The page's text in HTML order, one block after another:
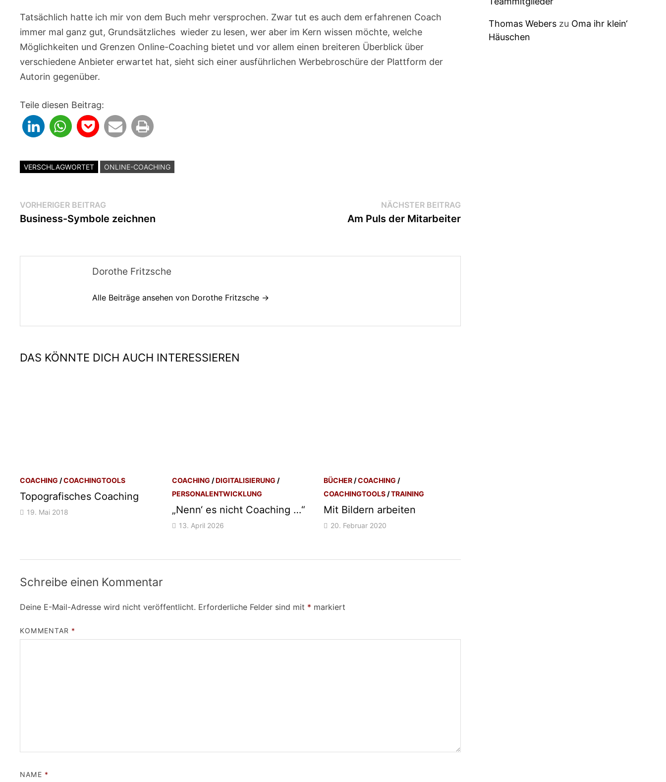
Tatsächlich hatte ich mir von dem Buch mehr versprochen. Zwar tut es auch dem erfahrenen Coach
immer mal ganz gut, Grundsätzliches wieder zu lesen, wer aber im Kern wissen möchte, welche
Möglichkeiten und Grenzen Online-Coaching bietet und vor allem einen breiteren Überblick über
verschiedene Anbieter erwartet hat, sieht sich einer ausführlichen Werbebroschüre der Plattform der
Autorin gegenüber.
Teile diesen Beitrag:
VERSCHLAGWORTET ONLINE-COACHING
Beitragsnavigation
VORHERIGER BEITRAG
Beitrag:
Business-Symbole zeichnen
NÄCHSTER BEITRAGNächster
Beitrag:
Am Puls der Mitarbeiter
Dorothe Fritzsche
Alle Beiträge ansehen von Dorothe Fritzsche →
DAS KÖNNTE DICH AUCH INTERESSIEREN
COACHING /COACHINGTOOLS
Topografisches Coaching
19. Mai 2018
COACHING /DIGITALISIERUNG /
PERSONALENTWICKLUNG
„Nenn‘ es nicht Coaching …“
13. April 2026
BÜCHER /COACHING /
COACHINGTOOLS /TRAINING
Mit Bildern arbeiten
20. Februar 2020
Schreibe einen Kommentar
Deine E-Mail-Adresse wird nicht veröffentlicht. Erforderliche Felder sind mit * markiert
KOMMENTAR *
NAME *
Thomas Weberszu Oma ihr klein‘
Häuschen